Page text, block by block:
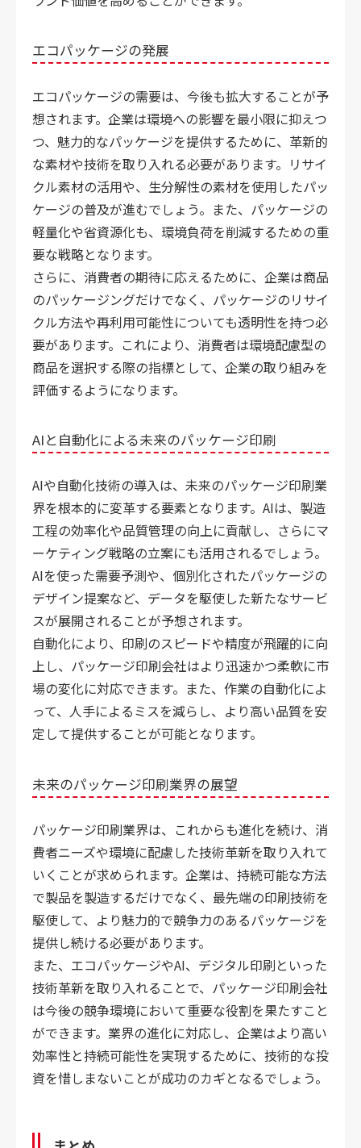
エコパッケージの発展
エコパッケージの需要は、今後も拡大することが予
想されます。企業は環境への影響を最小限に抑えつ
つ、魅力的なパッケージを提供するために、革新的
な素材や技術を取り入れる必要があります。リサイ
クル素材の活用や、生分解性の素材を使用したパッ
ケージの普及が進むでしょう。また、パッケージの
軽量化や省資源化も、環境負荷を削減するための重
要な戦略となります。
さらに、消費者の期待に応えるために、企業は商品
のパッケージングだけでなく、パッケージのリサイ
クル方法や再利用可能性についても透明性を持つ必
要があります。これにより、消費者は環境配慮型の
商品を選択する際の指標として、企業の取り組みを
評価するようになります。
AIと自動化による未来のパッケージ印刷
AIや自動化技術の導入は、未来のパッケージ印刷業
界を根本的に変革する要素となります。AIは、製造
工程の効率化や品質管理の向上に貢献し、さらにマ
ーケティング戦略の立案にも活用されるでしょう。
AIを使った需要予測や、個別化されたパッケージの
デザイン提案など、データを駆使した新たなサービ
スが展開されることが予想されます。
自動化により、印刷のスピードや精度が飛躍的に向
上し、パッケージ印刷会社はより迅速かつ柔軟に市
場の変化に対応できます。また、作業の自動化によ
って、人手によるミスを減らし、より高い品質を安
定して提供することが可能となります。
未来のパッケージ印刷業界の展望
パッケージ印刷業界は、これからも進化を続け、消
費者ニーズや環境に配慮した技術革新を取り入れて
いくことが求められます。企業は、持続可能な方法
で製品を製造するだけでなく、最先端の印刷技術を
駆使して、より魅力的で競争力のあるパッケージを
提供し続ける必要があります。
また、エコパッケージやAI、デジタル印刷といった
技術革新を取り入れることで、パッケージ印刷会社
は今後の競争環境において重要な役割を果たすこと
ができます。業界の進化に対応し、企業はより高い
効率性と持続可能性を実現するために、技術的な投
資を惜しまないことが成功のカギとなるでしょう。